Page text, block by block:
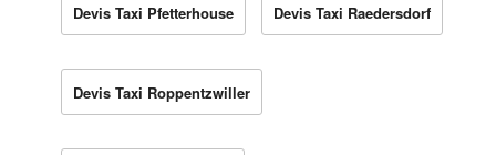
Devis Taxi Pfetterhouse Devis Taxi Raedersdorf
Devis Taxi Roppentzwiller